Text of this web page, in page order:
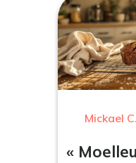
Mickael C.
«